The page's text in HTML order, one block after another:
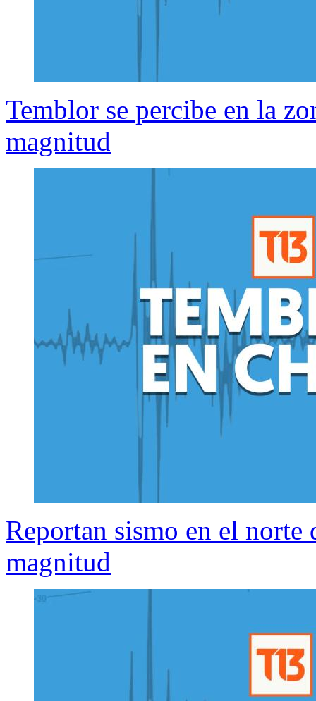
Temblor se percibe en la
magnitud
Reportan sismo en el
magnitud